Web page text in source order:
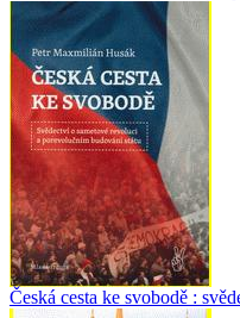
Česká cesta ke svobodě :